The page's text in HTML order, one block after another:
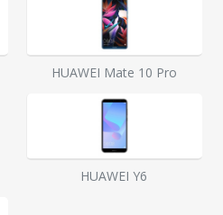
HUAWEI Mate 10 Pro
HUAWEI Y6